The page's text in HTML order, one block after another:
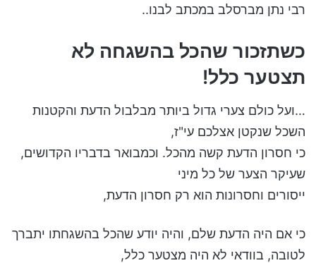
רבי נתן מברסלב במכתב לבנו..
כשתזכור שהכל בהשגחה לא
תצטער כלל!
…ועל כולם צערי גדול ביותר מבלבול הדעת והקטנות
השכל שנקטן אצלכם עי"ז,
כי חסרון הדעת קשה מהכל. וכמבואר בדבריו הקדושים,
שעיקר הצער של כל מיני
ייסורים וחסרונות הוא רק חסרון הדעת,
כי אם היה הדעת שלם, והיה יודע שהכל בהשגחתו יתברך
לטובה, בוודאי לא היה מצטער כלל,